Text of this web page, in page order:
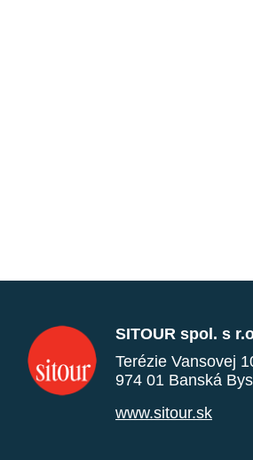
SITOUR spol. s
Terézie Vansovej
974 01 Banská
www.sitour.sk